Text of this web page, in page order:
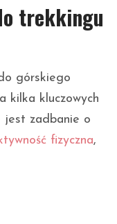
trekkingu
górskiego
kilka kluczowych
jest zadbanie o
fizyczna,